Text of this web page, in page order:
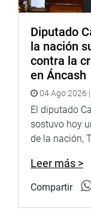
Diputado
la nación
contra la
en Áncash
04 Ago 2026
El diputado
sostuvo hoy
de la nación,
Leer más >
Compartir